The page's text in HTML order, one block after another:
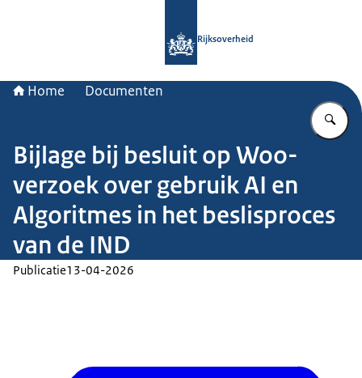
Rijksoverheid
Home Documenten
Bijlage bij besluit op Woo-
verzoek over gebruik AI en
Algoritmes in het beslisproces
van de IND
Publicatie13-04-2026